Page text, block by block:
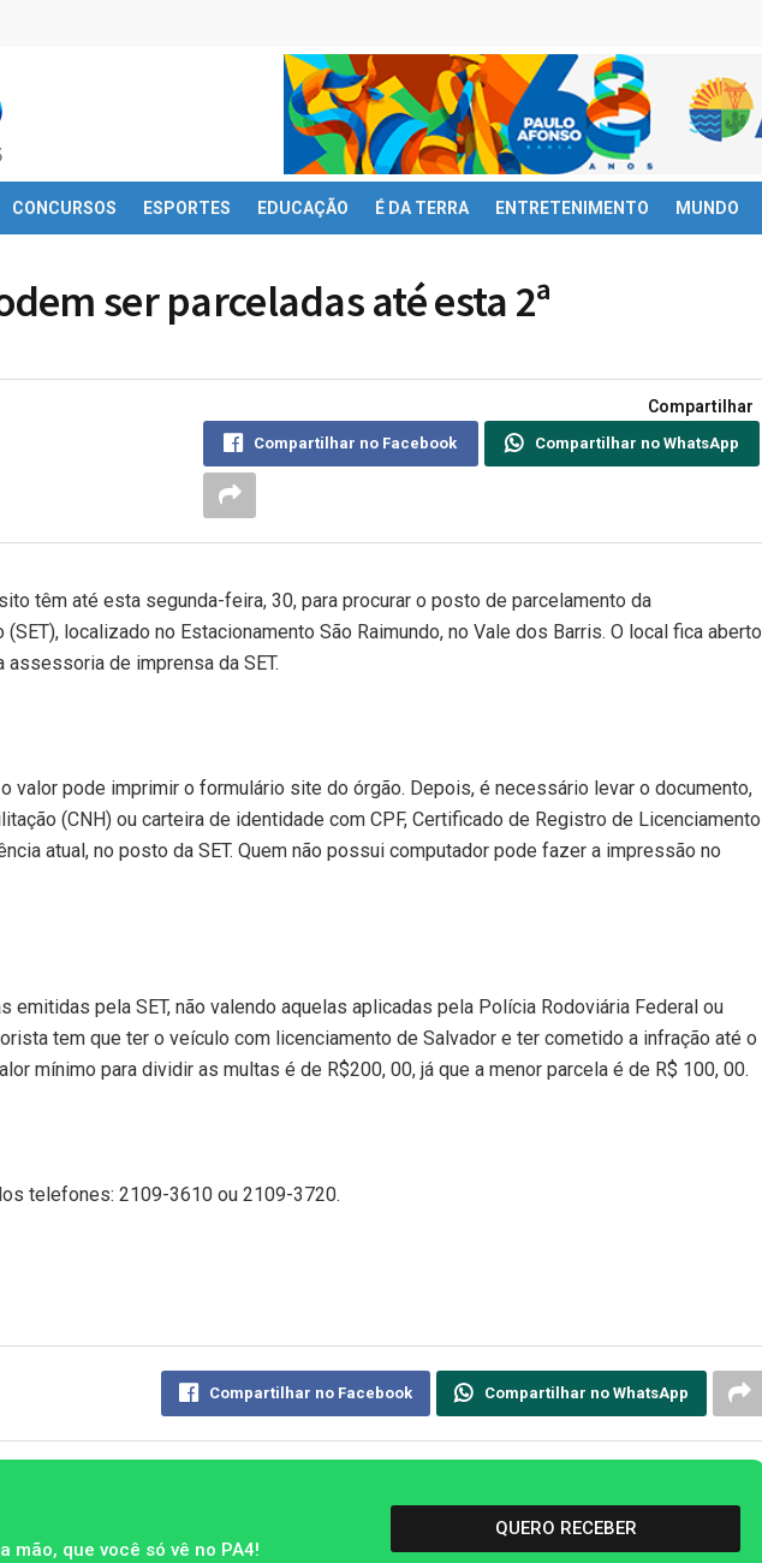
CONCURSOS ESPORTES EDUCAÇÃO É DA TERRA ENTRETENIMENTO MUNDO
ser parceladas até esta 2ª
Compartilhar
Compartilhar no Facebook Compartilhar no WhatsApp
têm até esta segunda-feira, 30, para procurar o posto de parcelamento da
localizado no Estacionamento São Raimundo, no Vale dos Barris. O local fica aberto
de imprensa da SET.
valor pode imprimir o formulário site do órgão. Depois, é necessário levar o documento,
(CNH) ou carteira de identidade com CPF, Certificado de Registro de Licenciamento
atual, no posto da SET. Quem não possui computador pode fazer a impressão no
emitidas pela SET, não valendo aquelas aplicadas pela Polícia Rodoviária Federal ou
tem que ter o veículo com licenciamento de Salvador e ter cometido a infração até o
mínimo para dividir as multas é de R$200, 00, já que a menor parcela é de R$ 100, 00.
telefones: 2109-3610 ou 2109-3720.
Compartilhar no Facebook Compartilhar no WhatsApp
mão, que você só vê no PA4!
QUERO RECEBER